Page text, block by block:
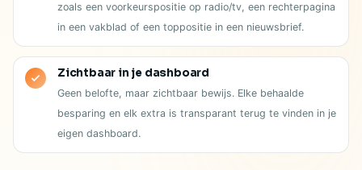
zoals een voorkeurspositie op radio/tv, een rechterpagina
in een vakblad of een toppositie in een nieuwsbrief.
Zichtbaar in je dashboard
Geen belofte, maar zichtbaar bewijs. Elke behaalde
besparing en elk extra is transparant terug te vinden in je
eigen dashboard.